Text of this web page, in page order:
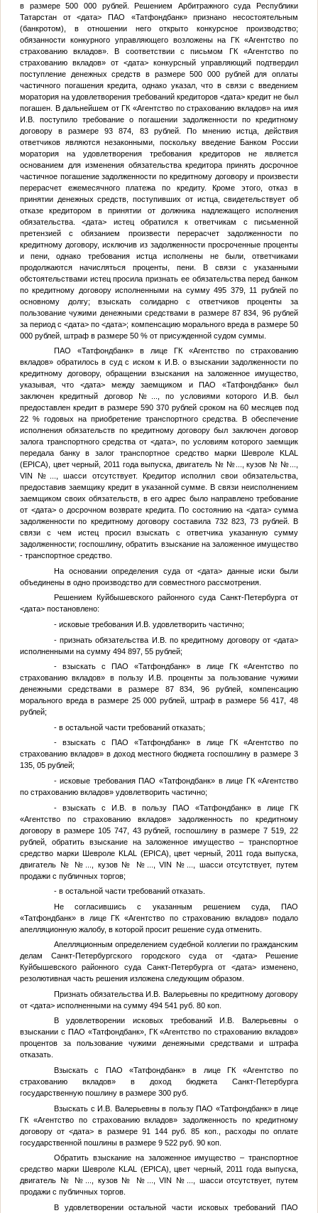
в размере 500 000 рублей. Решением Арбитражного суда Республики
Татарстан от<дата> ПАО «Татфондбанк» признано несостоятельным
(банкротом), в отношении него открыто конкурсное производство;
обязанности конкурного управляющего возложены на ГК «Агентство по
страхованию вкладов». В соответствии с письмом ГК «Агентство по
страхованию вкладов» от <дата> конкурсный управляющий подтвердил
поступление денежных средств в размере 500 000 рублей для оплаты
частичного погашения кредита, однако указал, что в связи с введением
моратория на удовлетворения требований кредиторов<дата> кредит не был
погашен. В дальнейшем от ГК «Агентство по страхованию вкладов» на имя
И.В.
поступило требование о погашении задолженности по кредитному
договору в размере 93 874, 83 рублей. По мнению истца, действия
ответчиков являются незаконными, поскольку введение Банком России
моратория на удовлетворения требования кредиторов не является
основанием для изменения обязательства кредитора принять досрочное
частичное погашение задолженности по кредитному договору и произвести
перерасчет ежемесячного платежа по кредиту. Кроме этого, отказ в
принятии денежных средств, поступивших от истца, свидетельствует об
отказе кредитором в принятии от должника надлежащего исполнения
обязательства.<дата> истец обратился к ответчикам с письменной
претензией с обязанием произвести перерасчет задолженности по
кредитному договору, исключив из задолженности просроченные проценты
и пени, однако требования истца исполнены не были, ответчиками
продолжаются начисляться проценты, пени. В связи с указанными
обстоятельствами истец просила признать ее обязательства перед банком
по кредитному договору исполненными на сумму 495 379, 11 рублей по
основному долгу; взыскать солидарно с ответчиков проценты за
пользование чужими денежными средствами в размере 87 834, 96 рублей
за период с<дата> по<дата>; компенсацию морального вреда в размере 50
000 рублей, штраф в размере 50 % от присужденной судом суммы.
ПАО «Татфондбанк» в лице ГК «Агентство по страхованию
вкладов» обратилось в суд с иском к И.В. о взыскании задолженности по
кредитному договору, обращении взыскания на заложенное имущество,
указывая, что <дата> между заемщиком и ПАО «Татфондбанк» был
заключен кредитный договор №... , по условиями которого И.В.
был
предоставлен кредит в размере 590 370 рублей сроком на 60 месяцев под
22 % годовых на приобретение транспортного средства. В обеспечение
исполнения обязательств по кредитному договору был заключен договор
залога транспортного средства от <дата> , по условиям которого заемщик
передала банку в залог транспортное средство марки Шевроле KLAL
(EPICA), цвет черный, 2011 года выпуска, двигатель № №... , кузов № №...
VIN №...
, шасси отсутствует. Кредитор исполнил свои обязательства,
предоставив заемщику кредит в указанной сумме. В связи неисполнением
заемщиком своих обязательств, в его адрес было направлено требование
от <дата>о досрочном возврате кредита. По состоянию на <дата>сумма
задолженности по кредитному договору составила 732 823, 73 рублей. В
связи с чем истец просил взыскать с ответчика указанную сумму
задолженности; госпошлину, обратить взыскание на заложенное имущество
- транспортное средство.
На основании определения суда от<дата> данные иски были
объединены в одно производство для совместного рассмотрения.
Решением Куйбышевского районного суда Санкт-Петербурга от
<дата>постановлено:
- исковые требования И.В. удовлетворить частично;
- признать обязательства И.В. по кредитному договору от<дата>
исполненными на сумму 494 897, 55 рублей;
- взыскать с ПАО «Татфондбанк» в лице ГК «Агентство по
страхованию вкладов» в пользу И.В.
проценты за пользование чужими
денежными средствами в размере 87 834, 96 рублей, компенсацию
морального вреда в размере 25 000 рублей, штраф в размере 56 417, 48
рублей;
- в остальной части требований отказать;
- взыскать с ПАО «Татфондбанк» в лице ГК «Агентство по
страхованию вкладов» в доход местного бюджета госпошлину в размере 3
135, 05 рублей;
- исковые требования ПАО «Татфондбанк» в лице ГК «Агентство
по страхованию вкладов» удовлетворить частично;
- взыскать с И.В.
в пользу ПАО «Татфондбанк» в лице ГК
«Агентство по страхованию вкладов» задолженность по кредитному
договору в размере 105 747, 43 рублей, госпошлину в размере 7 519, 22
рублей, обратить взыскание на заложенное имущество – транспортное
средство марки Шевроле KLAL (EPICA), цвет черный, 2011 года выпуска,
двигатель № №... , кузов № №... , VIN №...
, шасси отсутствует, путем
продажи с публичных торгов;
- в остальной части требований отказать.
Не согласившись с указанным решением суда, ПАО
«Татфондбанк» в лице ГК «Агентство по страхованию вкладов» подало
апелляционную жалобу, в которой просит решение суда отменить.
Апелляционным определением судебной коллегии по гражданским
делам Санкт-Петербургского городского суда от <дата>Решение
Куйбышевского районного суда Санкт-Петербурга от <дата>изменено,
резолютивная часть решения изложена следующим образом.
Признать обязательстваИ.В. Валерьевны по кредитному договору
от <дата>исполненными на сумму 494 541 руб. 80 коп.
В удовлетворении исковых требований И.В.
Валерьевны о
взыскании с ПАО «Татфондбанк», ГК «Агентство по страхованию вкладов»
процентов за пользование чужими денежными средствами и штрафа
отказать.
Взыскать с ПАО «Татфондбанк» в лице ГК «Агентство по
страхованию вкладов» в доход бюджета Санкт-Петербурга
государственную пошлину в размере 300 руб.
Взыскать сИ.В. Валерьевны в пользу ПАО «Татфондбанк» в лице
ГК «Агентство по страхованию вкладов» задолженность по кредитному
договору от<дата> в размере 91 144 руб. 85 коп., расходы по оплате
государственной пошлины в размере 9 522 руб. 90 коп.
Обратить взыскание на заложенное имущество – транспортное
средство марки Шевроле KLAL (EPICA), цвет черный, 2011 года выпуска,
двигатель № №... , кузов № №... , VIN №...
, шасси отсутствует, путем
продажи с публичных торгов.
В удовлетворении остальной части исковых требований ПАО